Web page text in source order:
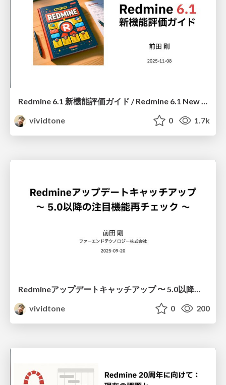
Redmine 6.1 新機能評価ガイド / Redmine 6.1 New Features Guide
vividtone
0 1.7k
Redmineアップデートキャッチアップ 〜 5.0以降の注目機能再チェック 〜
vividtone
0 200